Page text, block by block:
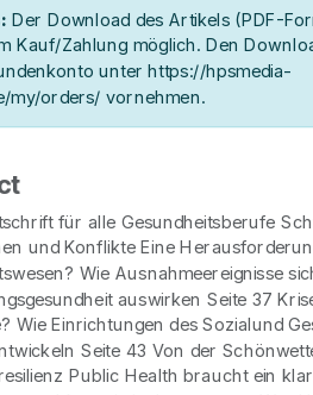
Der Download des Artikels (PDF-
Kauf/Zahlung möglich. Den
unter https://hpsmedia-
my/orders/ vornehmen.
für alle Gesundheitsberufe
und Konflikte Eine
Wie Ausnahmeereignisse
auswirken Seite 37
Wie Einrichtungen des Sozialund
Seite 43 Von der
Public Health braucht ein